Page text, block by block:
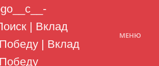
МЕНЮ